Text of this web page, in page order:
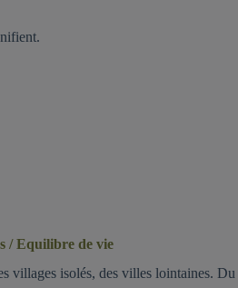
/ Equilibre de vie
villages isolés, des villes lointaines. Du